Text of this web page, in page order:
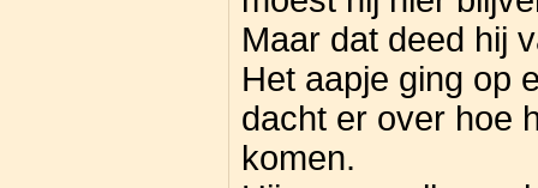
Maar dat deed hij
Het aapje ging op
dacht er over hoe
komen.